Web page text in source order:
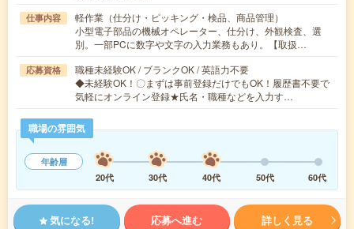
仕事内容
軽作業（仕分け・ピッキング・検品、商品管理）
小型電子部品の機械オペレーター、仕分け、外観検査、選
別。一部PCに数字や文字の入力業務もあり。【取扱…
応募資格
職種未経験OK / ブランクOK / 英語力不要
◆未経験OK！〇まずは事前登録だけでもOK！履歴書不要で
気軽にオンライン登録★氏名・職種などを入力す…
職場の雰囲気
年齢層
20代
30代 40代 50代 60代
気になる! 応募へ進む 詳しく見る